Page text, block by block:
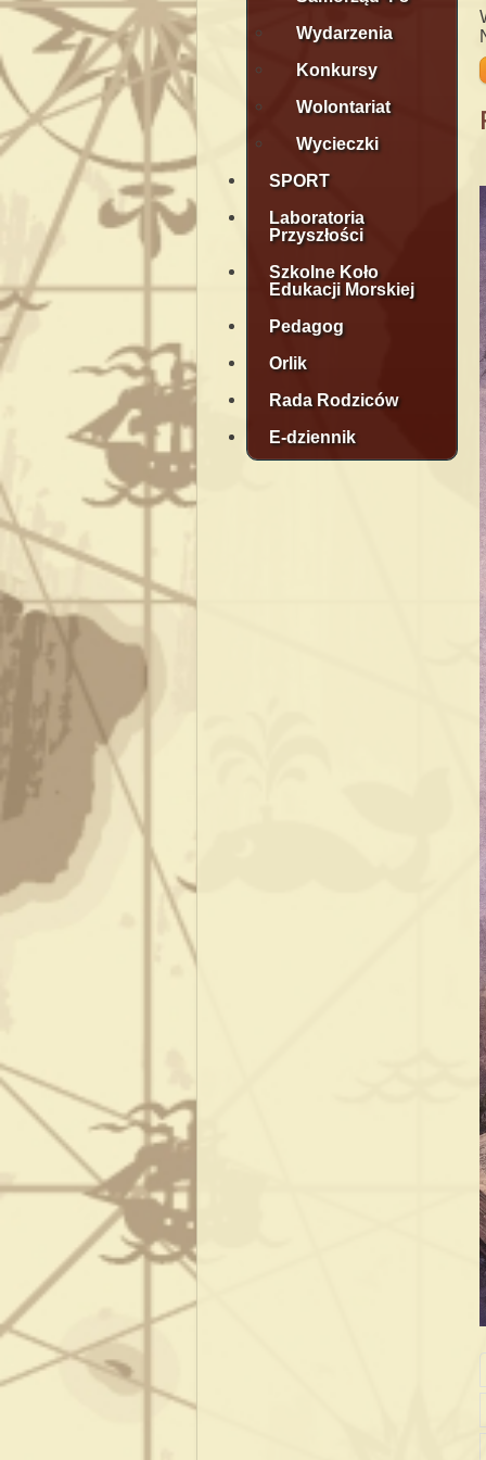
Wydarzenia
Konkursy
Wolontariat
Wycieczki
SPORT
Laboratoria
Przyszłości
Szkolne Koło
Edukacji Morskiej
Pedagog
Orlik
Rada Rodziców
E-dziennik